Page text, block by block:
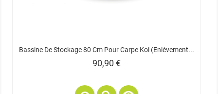
Bassine De Stockage 80 Cm Pour Carpe Koi (enlèvement...
Prix
90,90 €